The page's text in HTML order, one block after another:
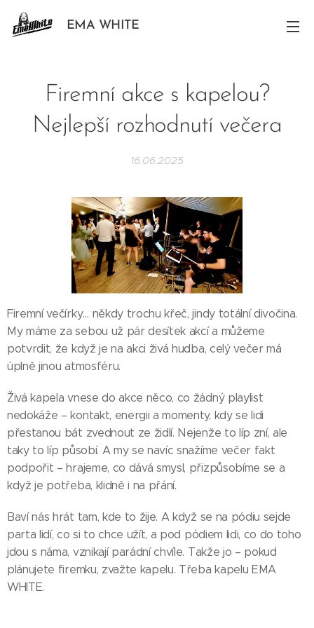
EMA WHITE
Firemní akce s kapelou?
Nejlepší rozhodnutí večera
16.06.2025
Firemní večírky… někdy trochu křeč, jindy totální divočina.
My máme za sebou už pár desítek akcí a můžeme
potvrdit, že když je na akci živá hudba, celý večer má
úplně jinou atmosféru.
Živá kapela vnese do akce něco, co žádný playlist
nedokáže – kontakt, energii a momenty, kdy se lidi
přestanou bát zvednout ze židlí. Nejenže to líp zní, ale
taky to líp působí. A my se navíc snažíme večer fakt
podpořit – hrajeme, co dává smysl, přizpůsobíme se a
když je potřeba, klidně i na přání.
Baví nás hrát tam, kde to žije. A když se na pódiu sejde
parta lidí, co si to chce užít, a pod pódiem lidi, co do toho
jdou s náma, vznikají parádní chvíle. Takže jo – pokud
plánujete firemku, zvažte kapelu. Třeba kapelu EMA
WHITE.